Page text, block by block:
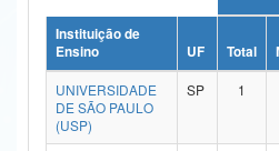
Ministério da Ciência, Tecnologia, Inovações e
Ministério do Meio Ambiente
Ministério do Turismo
Instituição de
Ensino
UF Total
UNIVERSIDADE
DE SÃO PAULO
(USP)
SP 1